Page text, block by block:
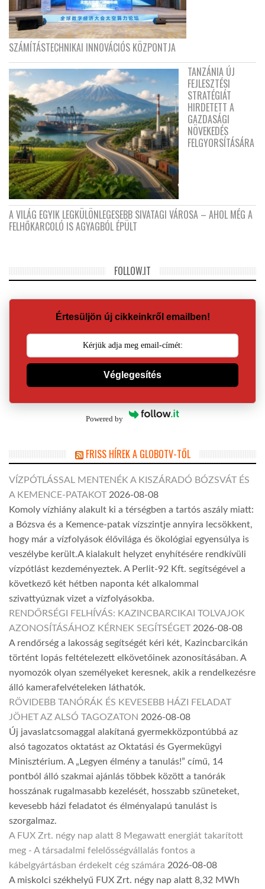
SZÁMÍTÁSTECHNIKAI INNOVÁCIÓS KÖZPONTJA
TANZÁNIA ÚJ
FEJLESZTÉSI
STRATÉGIÁT
HIRDETETT A
GAZDASÁGI
NÖVEKEDÉS
FELGYORSÍTÁSÁRA
A VILÁG EGYIK LEGKÜLÖNLEGESEBB SIVATAGI VÁROSA – AHOL MÉG A
FELHŐKARCOLÓ IS AGYAGBÓL ÉPÜLT
FOLLOW.IT
Értesüljön új cikkeinkről emailben!
Véglegesítés
Powered by
FRISS HÍREK A GLOBOTV-TŐL
VÍZPÓTLÁSSAL MENTENÉK A KISZÁRADÓ BÓZSVÁT ÉS
A KEMENCE-PATAKOT 2026-08-08
Komoly vízhiány alakult ki a térségben a tartós aszály miatt:
a Bózsva és a Kemence-patak vízszintje annyira lecsökkent,
hogy már a vízfolyások élővilága és ökológiai egyensúlya is
veszélybe került.A kialakult helyzet enyhítésére rendkívüli
vízpótlást kezdeményeztek. A Perlit-92 Kft. segítségével a
következő két hétben naponta két alkalommal
szivattyúznak vizet a vízfolyásokba.
RENDŐRSÉGI FELHÍVÁS: KAZINCBARCIKAI TOLVAJOK
AZONOSÍTÁSÁHOZ KÉRNEK SEGÍTSÉGET 2026-08-08
A rendőrség a lakosság segítségét kéri két, Kazincbarcikán
történt lopás feltételezett elkövetőinek azonosításában. A
nyomozók olyan személyeket keresnek, akik a rendelkezésre
álló kamerafelvételeken láthatók.
RÖVIDEBB TANÓRÁK ÉS KEVESEBB HÁZI FELADAT
JÖHET AZ ALSÓ TAGOZATON 2026-08-08
Új javaslatcsomaggal alakítaná gyermekközpontúbbá az
alsó tagozatos oktatást az Oktatási és Gyermekügyi
Minisztérium. A „Legyen élmény a tanulás!” című, 14
pontból álló szakmai ajánlás többek között a tanórák
hosszának rugalmasabb kezelését, hosszabb szüneteket,
kevesebb házi feladatot és élményalapú tanulást is
szorgalmaz.
A FUX Zrt. négy nap alatt 8 Megawatt energiát takarított
meg - A társadalmi felelősségvállalás fontos a
kábelgyártásban érdekelt cég számára 2026-08-08
A miskolci székhelyű FUX Zrt. négy nap alatt 8,32 MWh